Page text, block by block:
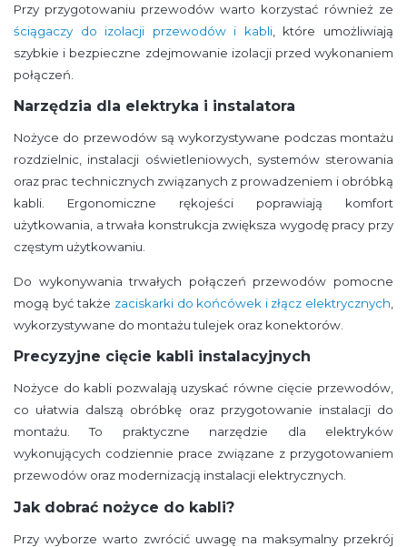
Przy przygotowaniu przewodów warto korzystać również ze
ściągaczy do izolacji przewodów i kabli, które umożliwiają
szybkie i bezpieczne zdejmowanie izolacji przed wykonaniem
połączeń.
Narzędzia dla elektryka i instalatora
Nożyce do przewodów są wykorzystywane podczas montażu
rozdzielnic, instalacji oświetleniowych, systemów sterowania
oraz prac technicznych związanych z prowadzeniem i obróbką
kabli. Ergonomiczne rękojeści poprawiają komfort
użytkowania, a trwała konstrukcja zwiększa wygodę pracy przy
częstym użytkowaniu.
Do wykonywania trwałych połączeń przewodów pomocne
mogą być także zaciskarki do końcówek i złącz elektrycznych
wykorzystywane do montażu tulejek oraz konektorów.
Precyzyjne cięcie kabli instalacyjnych
Nożyce do kabli pozwalają uzyskać równe cięcie przewodów,
co ułatwia dalszą obróbkę oraz przygotowanie instalacji do
montażu. To praktyczne narzędzie dla elektryków
wykonujących codziennie prace związane z przygotowaniem
przewodów oraz modernizacją instalacji elektrycznych.
Jak dobrać nożyce do kabli?
Przy wyborze warto zwrócić uwagę na maksymalny przekrój